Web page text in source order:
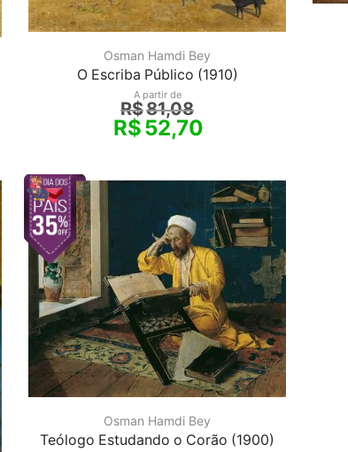
Osman Hamdi Bey
O Escriba Público (1910)
A partir de
R$81,08
R$52,70
Osman Hamdi Bey
Teólogo Estudando o Corão (1900)